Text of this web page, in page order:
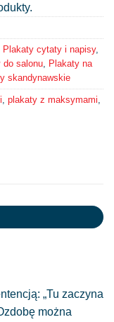
Plakaty cytaty i napisy,
do salonu
Plakaty na
skandynawskie
plakaty z maksymami
„Tu zaczyna
można